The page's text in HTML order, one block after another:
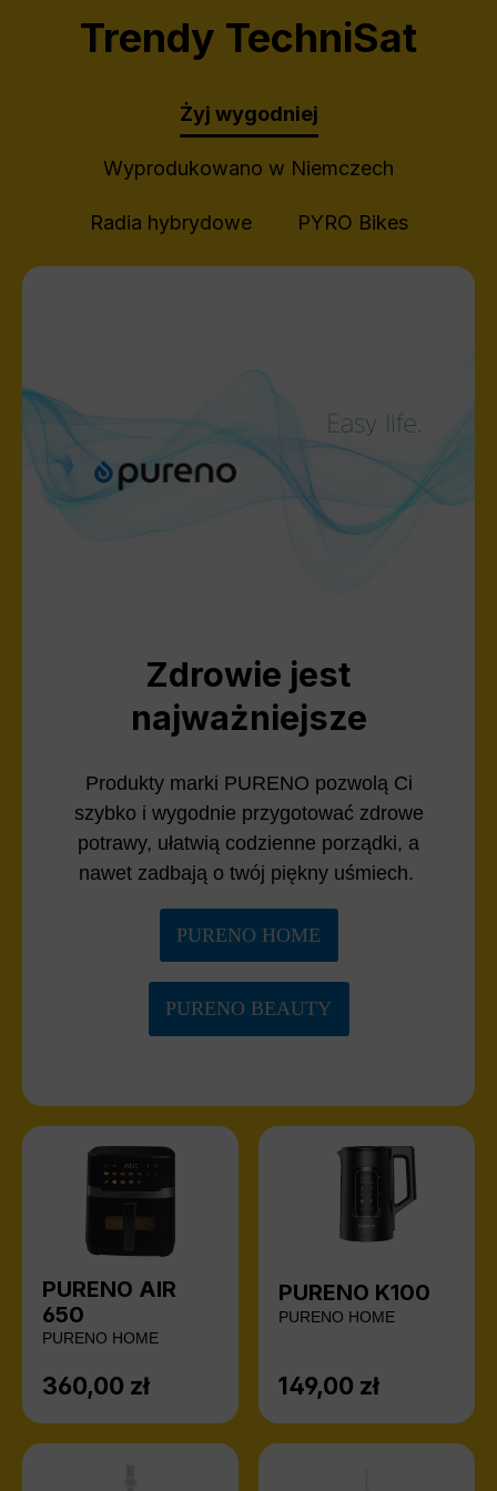
Trendy TechniSat
Żyj wygodniej
Wyprodukowano w Niemczech
Radia hybrydowe PYRO Bikes
Zdrowie jest
najważniejsze
Produkty marki PURENO pozwolą Ci
szybko i wygodnie przygotować zdrowe
potrawy, ułatwią codzienne porządki, a
nawet zadbają o twój piękny uśmiech.
PURENO HOME
PURENO BEAUTY
PURENO AIR
650
PURENO HOME
Cena regularna:
360,00 zł
PURENO K100
PURENO HOME
Cena regularna:
149,00 zł